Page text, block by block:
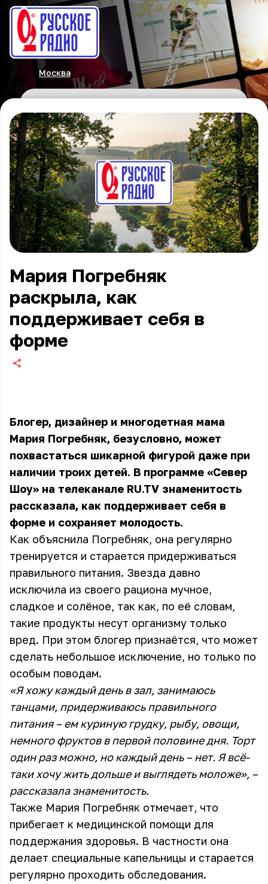
Москва
Мария Погребняк
раскрыла, как
поддерживает себя в
форме
Блогер, дизайнер и многодетная мама
Мария Погребняк, безусловно, может
похвастаться шикарной фигурой даже при
наличии троих детей. В программе «Север
Шоу» на телеканале RU.TV знаменитость
рассказала, как поддерживает себя в
форме и сохраняет молодость.
Как объяснила Погребняк, она регулярно
тренируется и старается придерживаться
правильного питания. Звезда давно
исключила из своего рациона мучное,
сладкое и солёное, так как, по её словам,
такие продукты несут организму только
вред. При этом блогер признаётся, что может
сделать небольшое исключение, но только по
особым поводам.
«Я хожу каждый день в зал, занимаюсь
танцами, придерживаюсь правильного
питания – ем куриную грудку, рыбу, овощи,
немного фруктов в первой половине дня. Торт
один раз можно, но каждый день – нет. Я всё-
таки хочу жить дольше и выглядеть моложе», –
рассказала знаменитость.
Также Мария Погребняк отмечает, что
прибегает к медицинской помощи для
поддержания здоровья. В частности она
делает специальные капельницы и старается
регулярно проходить обследования.